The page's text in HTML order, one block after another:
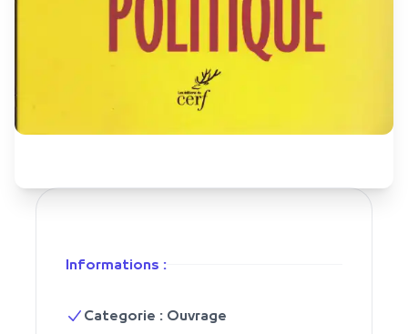
Informations :
Categorie : Ouvrage